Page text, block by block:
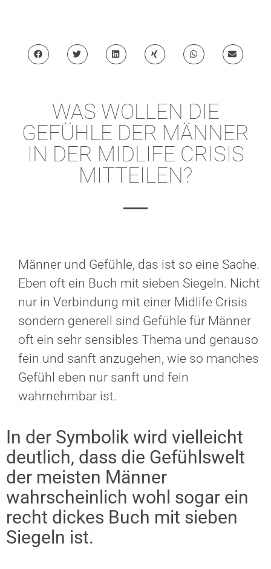
WAS WOLLEN DIE
GEFÜHLE DER MÄNNER
IN DER MIDLIFE CRISIS
MITTEILEN?
Männer und Gefühle, das ist so eine Sache.
Eben oft ein Buch mit sieben Siegeln. Nicht
nur in Verbindung mit einer Midlife Crisis
sondern generell sind Gefühle für Männer
oft ein sehr sensibles Thema und genauso
fein und sanft anzugehen, wie so manches
Gefühl eben nur sanft und fein
wahrnehmbar ist.
In der Symbolik wird vielleicht
deutlich, dass die Gefühlswelt
der meisten Männer
wahrscheinlich wohl sogar ein
recht dickes Buch mit sieben
Siegeln ist.